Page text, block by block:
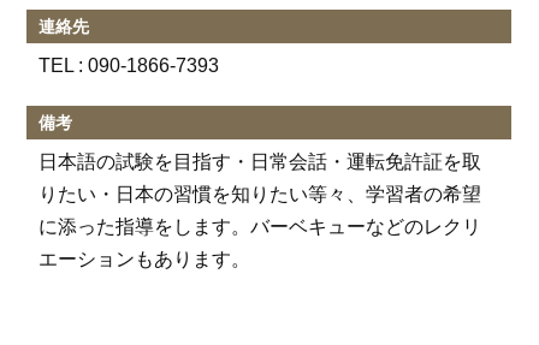
連絡先
TEL :090-1866-7393
備考
日本語の試験を目指す・日常会話・運転免許証を取
りたい・日本の習慣を知りたい等々、学習者の希望
に添った指導をします。バーベキューなどのレクリ
エーションもあります。